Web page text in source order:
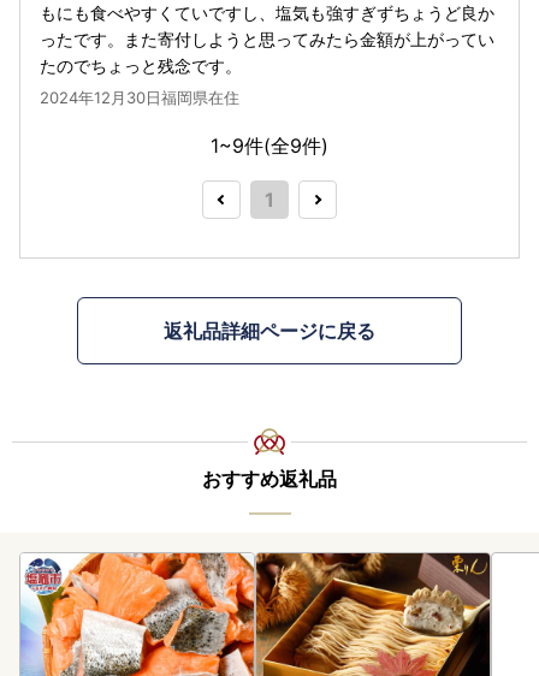
もにも食べやすくていですし、塩気も強すぎずちょうど良か
ったです。また寄付しようと思ってみたら金額が上がってい
たのでちょっと残念です。
2024年12月30日福岡県在住
1~9件(全9件)
1
返礼品詳細ページに戻る
おすすめ返礼品